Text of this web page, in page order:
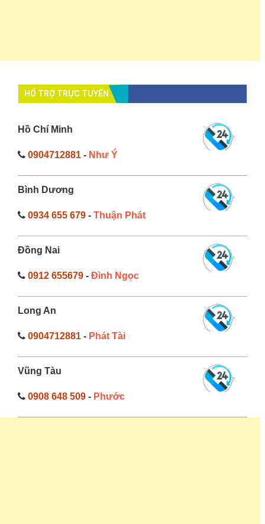
HỔ TRỢ TRỰC TUYẾN
Hồ Chí Minh
0904712881 - Như Ý
Bình Dương
0934 655 679 - Thuận Phát
Đồng Nai
0912 655679 - Đình Ngọc
Long An
0904712881 - Phát Tài
Vũng Tàu
0908 648 509 - Phước